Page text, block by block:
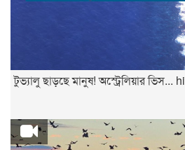
টুভ্যালু ছাড়ছে মানুষ! অস্ট্রেলিয়ার ভিস... hi